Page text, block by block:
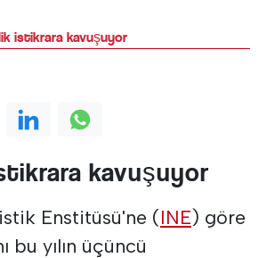
istikrara kavuşuyor
kavuşuyor
Enstitüsü'ne (INE) göre
bu yılın üçüncü